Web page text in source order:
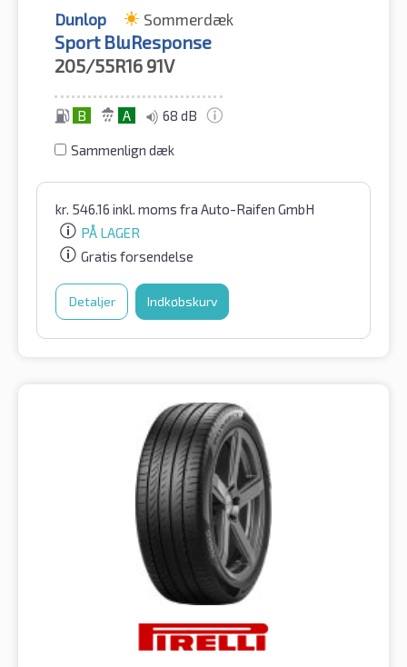
Dunlop Sommerdæk
Sport BluResponse
205/55R16 91V
B A 68 dB
Sammenlign dæk
kr. 546.16 inkl. moms fra Auto-Raifen GmbH
PÅ LAGER
Gratis forsendelse
Detaljer Indkøbskurv